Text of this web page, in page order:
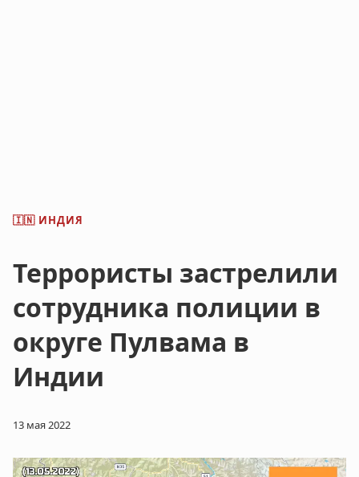
🇮🇳 ИНДИЯ
Террористы застрелили
сотрудника полиции в
округе Пулвама в
Индии
13 мая 2022